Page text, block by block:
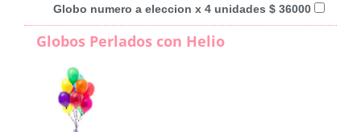
Globo numero a eleccion x 4 unidades $ 36000
Globos Perlados con Helio